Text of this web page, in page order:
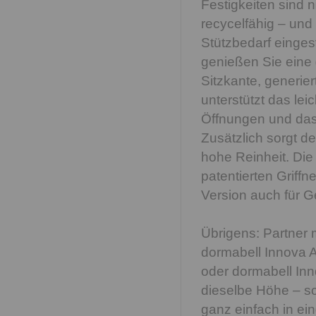
Festigkeiten sind
recycelfähig – und
Stützbedarf
genießen Sie eine
Sitzkante,
unterstützt das
Öffnungen und
Zusätzlich sorgt
hohe Reinheit.
patentierten
Version auch für
Übrigens: Partner
dormabell Innova
oder dormabell
dieselbe Höhe –
ganz einfach in